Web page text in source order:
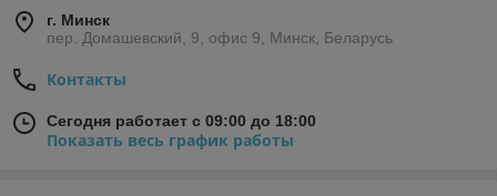
г. Минск
пер. Домашевский, 9, офис 9, Минск, Беларусь
Контакты
Сегодня работает с 09:00 до 18:00
Показать весь график работы